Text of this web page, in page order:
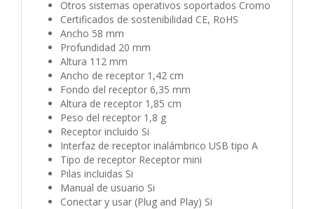
Otros sistemas operativos soportados Cromo
Certificados de sostenibilidad CE, RoHS
Ancho 58 mm
Profundidad 20 mm
Altura 112 mm
Ancho de receptor 1,42 cm
Fondo del receptor 6,35 mm
Altura de receptor 1,85 cm
Peso del receptor 1,8 g
Receptor incluido Si
Interfaz de receptor inalámbrico USB tipo A
Tipo de receptor Receptor mini
Pilas incluidas Si
Manual de usuario Si
Conectar y usar (Plug and Play) Si